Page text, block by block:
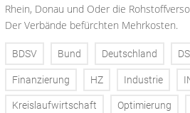
Rhein, Donau und Oder die
Der Verbände befürchten Mehrkosten.
BDSV Bund Deutschland
Finanzierung HZ Industrie
Kreislaufwirtschaft Optimierung